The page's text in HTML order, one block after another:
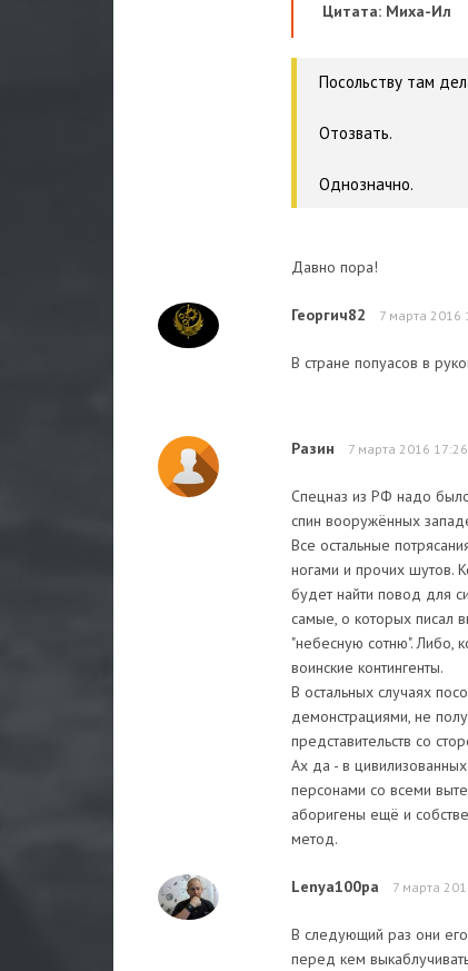
Цитата: Миха-Ил
Посольству там
Отозвать.
Однозначно.
Давно пора!
Георгич82 7 марта 2016
В стране попуасов в
Разин 7 марта 2016 17:26
Спецназ из РФ надо
спин вооружённых
Все остальные
ногами и прочих шутов.
будет найти повод для
самые, о которых писал
"небесную сотню". Либо,
воинские контингенты.
В остальных случаях
демонстрациями, не
представительств со
Ах да - в
персонами со всеми
аборигены ещё и
метод.
Lenya100pa 7 марта
В следующий раз они его
перед кем